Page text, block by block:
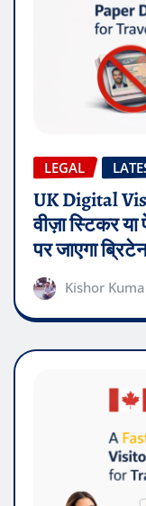
LEGAL
UK Digital
वीज़ा स्टिकर
पर जाएगा
Kishor